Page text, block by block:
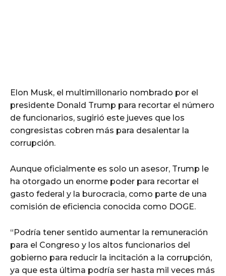
Elon Musk, el multimillonario nombrado por el
presidente Donald Trump para recortar el número
de funcionarios, sugirió este jueves que los
congresistas cobren más para desalentar la
corrupción.
Aunque oficialmente es solo un asesor, Trump le
ha otorgado un enorme poder para recortar el
gasto federal y la burocracia, como parte de una
comisión de eficiencia conocida como DOGE.
“Podría tener sentido aumentar la remuneración
para el Congreso y los altos funcionarios del
gobierno para reducir la incitación a la corrupción,
ya que esta última podría ser hasta mil veces más